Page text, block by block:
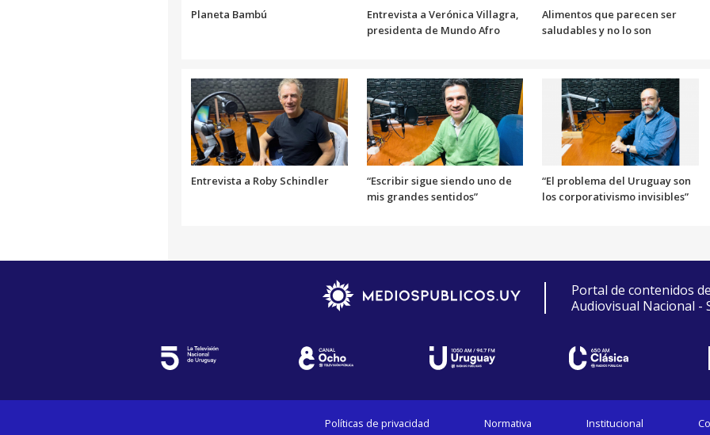
Planeta Bambú
Entrevista a Verónica Villagra,
presidenta de Mundo Afro
Alimentos que parecen ser
saludables y no lo son
Entrevista a Roby Schindler
“Escribir sigue siendo uno de
mis grandes sentidos”
“El problema del Uruguay son
los corporativismo invisibles”
Portal de contenidos
Audiovisual Nacional -
Políticas de privacidad Normativa Institucional